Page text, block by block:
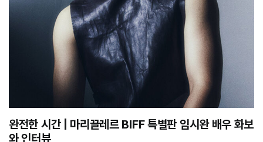
완전한 시간 | 마리끌레르 BIFF 특별판 임시완 배우 화보
와 인터뷰